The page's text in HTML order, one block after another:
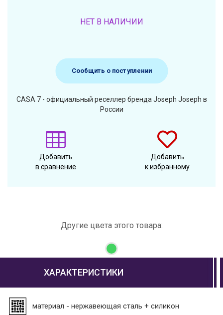
НЕТ В НАЛИЧИИ
Сообщить о поступлении
CASA 7 - официальный реселлер бренда Joseph Joseph в
России
Добавить
в сравнение
Добавить
к избранному
Другие цвета этого товара:
ХАРАКТЕРИСТИКИ
материал - нержавеющая сталь + силикон